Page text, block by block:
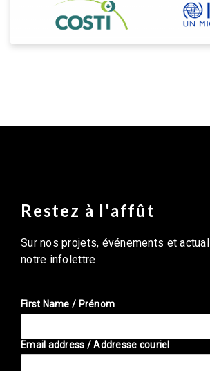
Restez à l'affût
Sur nos projets, événements et
notre infolettre
First Name / Prénom
Email address / Addresse couriel